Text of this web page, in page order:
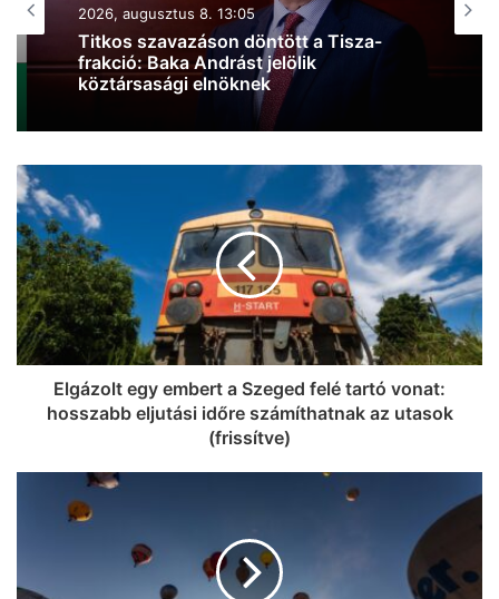
2026, augusztus 8. 10:44
Kiderült, mire költi a kormány a 6000
milliárd forint európai uniós forrást
Elgázolt egy embert a Szeged felé tartó vonat:
hosszabb eljutási időre számíthatnak az utasok
(frissítve)